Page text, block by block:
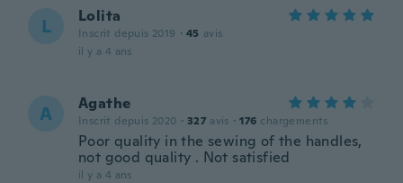
L Lolita
Inscrit depuis 2019 · 45 avis
il y a 4 ans
A Agathe
Inscrit depuis 2020 · 327 avis · 176 chargements
Poor quality in the sewing of the handles,
not good quality . Not satisfied
il y a 4 ans